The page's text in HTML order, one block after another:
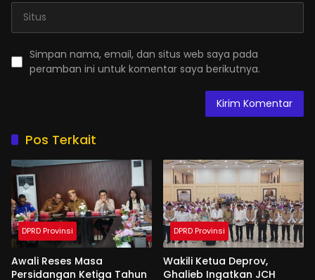
Simpan nama, email, dan situs web saya pada
peramban ini untuk komentar saya berikutnya.
Pos Terkait
DPRD Provinsi
Awali Reses Masa
Persidangan Ketiga Tahun
DPRD Provinsi
Wakili Ketua Deprov,
Ghalieb Ingatkan JCH